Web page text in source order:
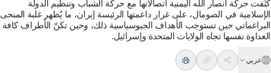
كثّفت حركة أنصار الله اليمنية اتصالاتها مع حركة الشباب وتنظيم الدولة
الإسلامية في الصومال، على غرار داعمتها الرئيسة إيران، ما يُظهر غلبة المنحى
البراغماتي حين تستوجب الأهداف الجيوسياسية ذلك، وحين تكنّ الأطراف كافة
العداوة نفسها تجاه الولايات المتحدة وإسرائيل.
عربي